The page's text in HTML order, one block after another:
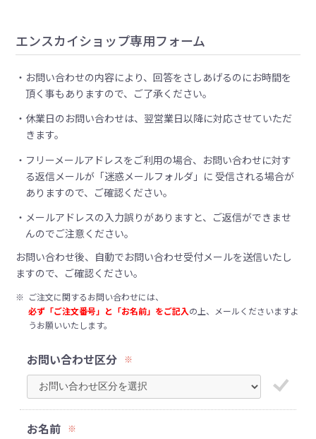
エンスカイショップ専用フォーム
お問い合わせの内容により、回答をさしあげるのにお時間を
頂く事もありますので、ご了承ください。
休業日のお問い合わせは、翌営業日以降に対応させていただ
きます。
フリーメールアドレスをご利用の場合、お問い合わせに対す
る返信メールが「迷惑メールフォルダ」に 受信される場合が
ありますので、ご確認ください。
メールアドレスの入力誤りがありますと、ご返信ができませ
んのでご注意ください。
お問い合わせ後、自動でお問い合わせ受付メールを送信いたし
ますので、ご確認ください。
※ ご注文に関するお問い合わせには、
必ず「ご注文番号」と「お名前」をご記入の上、メールくださいますよ
うお願いいたします。
お問い合わせ区分 ※
お名前 ※